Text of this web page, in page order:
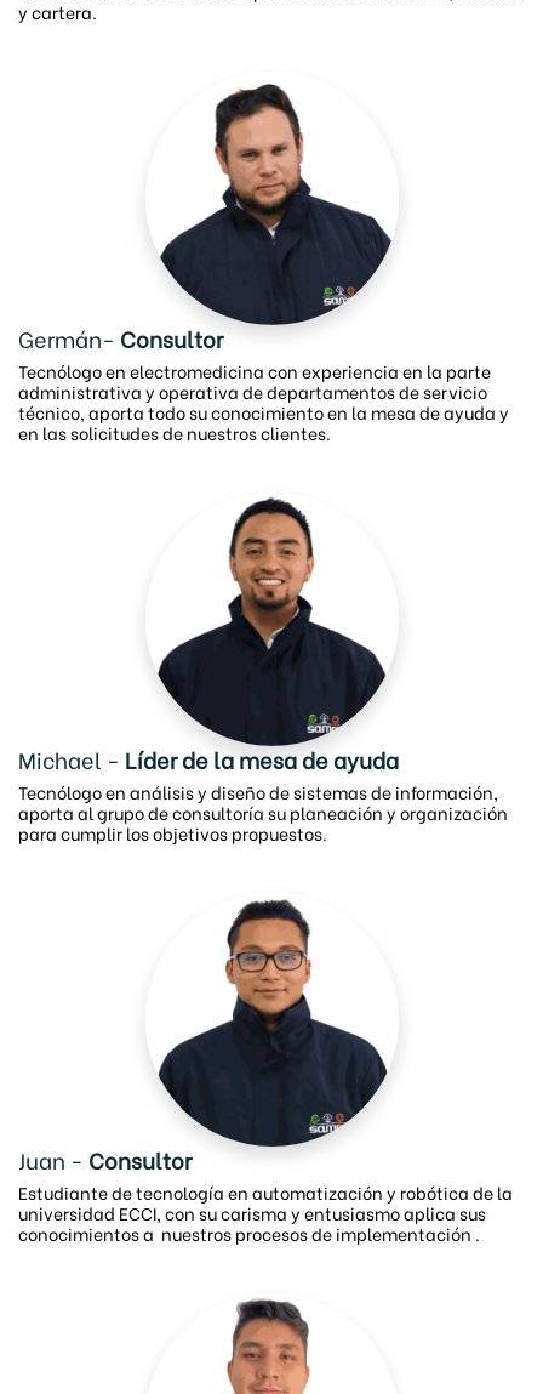
y cartera.
Germán- Consultor
Tecnólogo en electromedicina con experiencia en la parte
administrativa y operativa de departamentos de servicio
técnico, aporta todo su conocimiento en la mesa de ayuda y
en las solicitudes de nuestros clientes.
Michael - Líder de la mesa de ayuda
Tecnólogo en análisis y diseño de sistemas de información,
aporta al grupo de consultoría su planeación y organización
para cumplir los objetivos propuestos.
Juan - Consultor
Estudiante de tecnología en automatización y robótica de la
universidad ECCI, con su carisma y entusiasmo aplica sus
conocimientos a nuestros procesos de implementación .